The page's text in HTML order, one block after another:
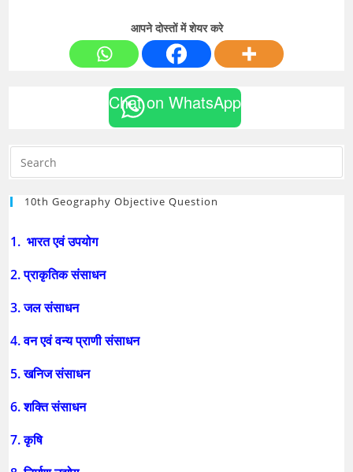
आपने दोस्तों में शेयर करे
Chat on WhatsApp
10th Geography Objective Question
1. भारत एवं उपयोग
2. प्राकृतिक संसाधन
3. जल संसाधन
4. वन एवं वन्य प्राणी संसाधन
5. खनिज संसाधन
6. शक्ति संसाधन
7. कृषि